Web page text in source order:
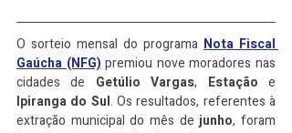
O sorteio mensal do programa Nota Fiscal
Gaúcha (NFG) premiou nove moradores nas
cidades de Getúlio Vargas, Estação
Ipiranga do Sul. Os resultados, referentes à
extração municipal do mês de junho, foram